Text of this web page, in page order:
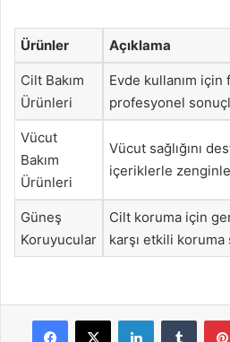
Ürünler Açıklama
Cilt Bakım
Ürünleri
Evde kullanım
profesyonel
Vücut
Bakım
Ürünleri
Vücut sağlığını
içeriklerle
Güneş
Koruyucular
Cilt koruma için
karşı etkili
Facebook
X LinkedIn